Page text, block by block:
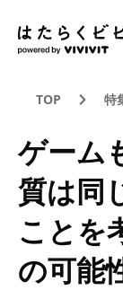
TOP 特
ゲーム
質は同
ことを
の可能